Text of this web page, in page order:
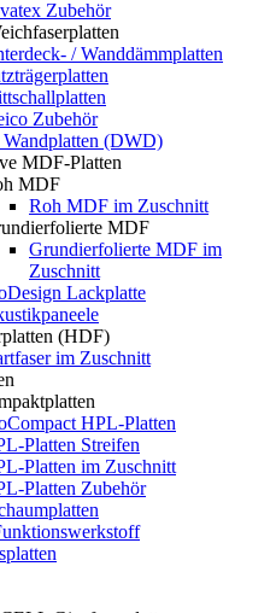
Zubehör
/ Wanddämmplatten
Zubehör
(DWD)
MDF-Platten
MDF
Roh MDF im Zuschnitt
MDF
Grundierfolierte MDF im
Zuschnitt
Lackplatte
(HDF)
im Zuschnitt
HPL-Platten
Platten Streifen
Platten im Zuschnitt
Platten Zubehör